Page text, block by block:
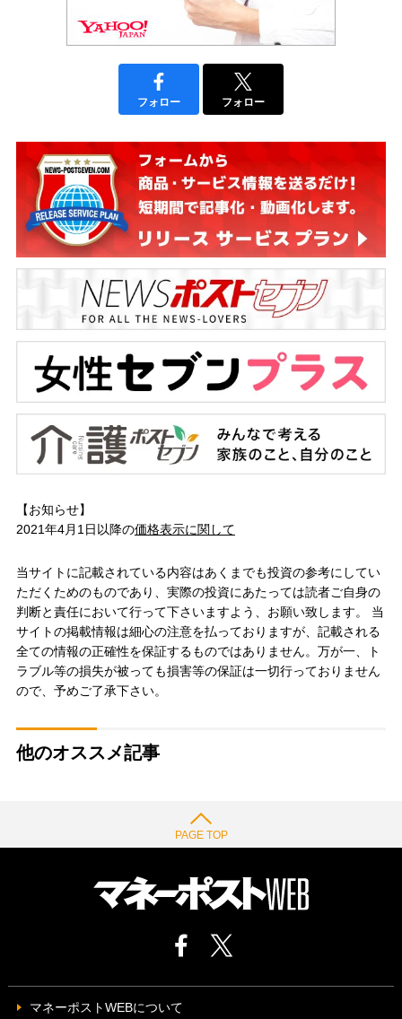
フォロー フォロー
【お知らせ】
2021年4月1日以降の価格表示に関して
当サイトに記載されている内容はあくまでも投資の参考にしてい
ただくためのものであり、実際の投資にあたっては読者ご自身の
判断と責任において行って下さいますよう、お願い致します。 当
サイトの掲載情報は細心の注意を払っておりますが、記載される
全ての情報の正確性を保証するものではありません。万が一、ト
ラブル等の損失が被っても損害等の保証は一切行っておりません
ので、予めご了承下さい。
他のオススメ記事
PAGE TOP
マネーポストWEBについて